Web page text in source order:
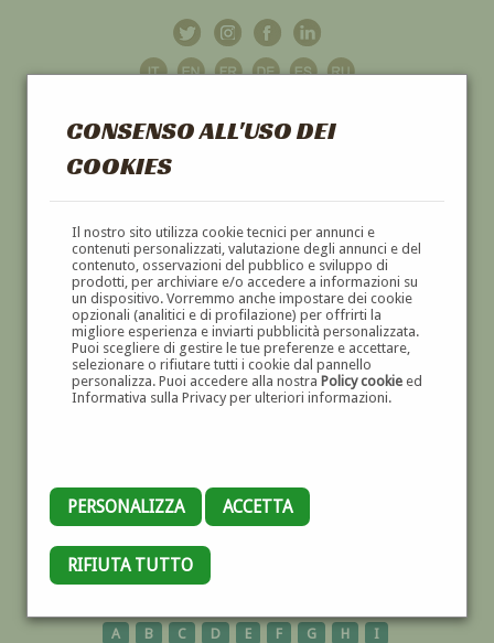
CONSENSO ALL'USO DEI
COOKIES
Il nostro sito utilizza cookie tecnici per annunci e
contenuti personalizzati, valutazione degli annunci e del
contenuto, osservazioni del pubblico e sviluppo di
prodotti, per archiviare e/o accedere a informazioni su
un dispositivo. Vorremmo anche impostare dei cookie
opzionali (analitici e di profilazione) per offrirti la
migliore esperienza e inviarti pubblicità personalizzata.
Puoi scegliere di gestire le tue preferenze e accettare,
selezionare o rifiutare tutti i cookie dal pannello
personalizza. Puoi accedere alla nostra Policy cookieed
Informativa sulla Privacy per ulteriori informazioni.
PERSONALIZZA ACCETTA
RIFIUTA TUTTO
GALLERIAD'ARTE
DIPINTI E SCULTURE '800 E '900
GIUDECCA
A B C D E F G H I